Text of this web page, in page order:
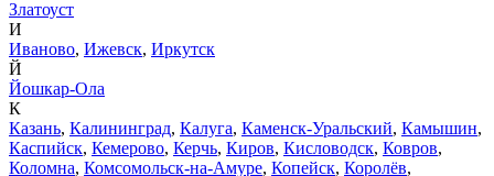
Златоуст
И
Иваново, Ижевск, Иркутск
Й
Йошкар-Ола
К
Казань, Калининград, Калуга, Каменск-Уральский, Камышин,
Каспийск, Кемерово, Керчь, Киров, Кисловодск, Ковров,
Коломна, Комсомольск-на-Амуре, Копейск, Королёв,